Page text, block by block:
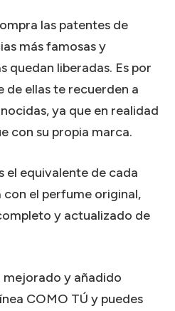
las patentes de
más famosas y
quedan liberadas. Es por
de ellas te recuerden a
ya que en realidad
con su propia marca.
el equivalente de cada
el perfume original,
y actualizado de
mejorado y añadido
COMO TÚ y puedes